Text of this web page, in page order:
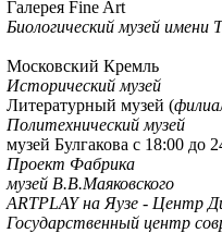
Галерея Fine Art
Биологический музей имени
Московский Кремль
Исторический музей
Литературный музей (
Политехнический музей
музей Булгакова с 18:00 до
Проект Фабрика
музей В.В.Маяковского
ARTPLAY на Яузе - Центр
Государственный центр